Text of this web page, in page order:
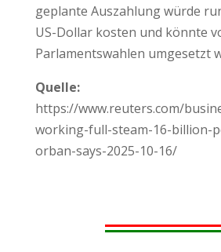
geplante Auszahlung würde
US-Dollar kosten und könnte
Parlamentswahlen umgesetzt
Quelle:
https://www.reuters.com/
working-full-steam-16-billion-
orban-says-2025-10-16/